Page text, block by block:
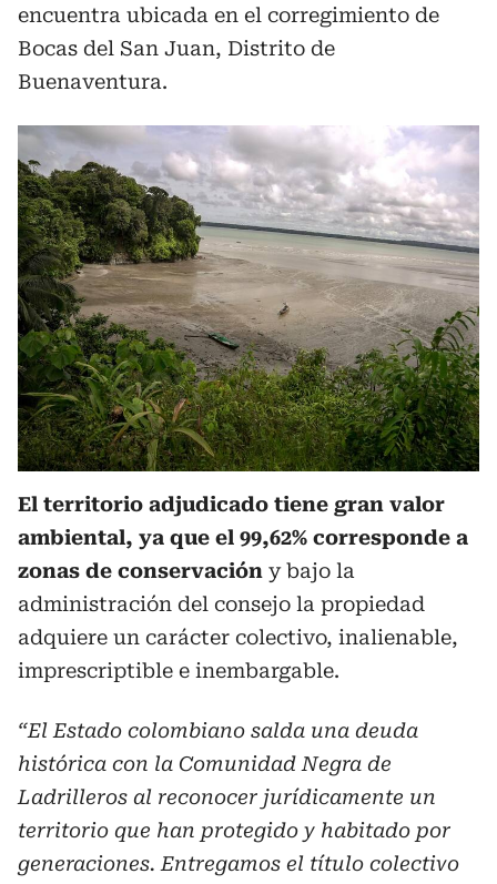
encuentra ubicada en el corregimiento de
Bocas del San Juan, Distrito de
Buenaventura.
El territorio adjudicado tiene gran valor
ambiental, ya que el 99,62% corresponde a
zonas de conservación y bajo la
administración del consejo la propiedad
adquiere un carácter colectivo, inalienable,
imprescriptible e inembargable.
“El Estado colombiano salda una deuda
histórica con la Comunidad Negra de
Ladrilleros al reconocer jurídicamente un
territorio que han protegido y habitado por
generaciones. Entregamos el título colectivo